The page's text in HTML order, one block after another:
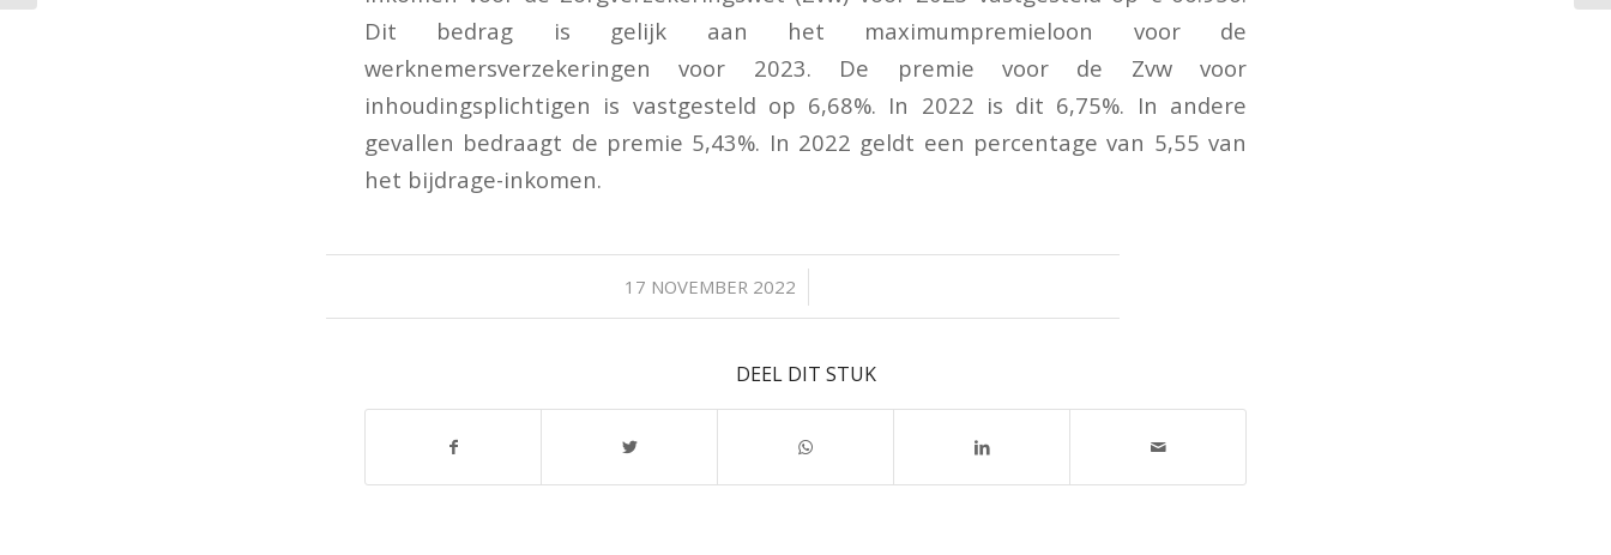
Dit bedrag is gelijk aan het maximumpremieloon voor de
werknemersverzekeringen voor 2023. De premie voor de Zvw voor
inhoudingsplichtigen is vastgesteld op 6,68%. In 2022 is dit 6,75%. In andere
gevallen bedraagt de premie 5,43%. In 2022 geldt een percentage van 5,55 van
het bijdrage-inkomen.
17 NOVEMBER 2022
/
DEEL DIT STUK